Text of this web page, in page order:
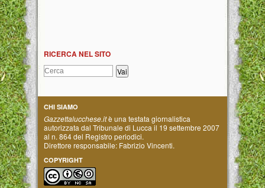
RICERCA NEL SITO
CHI SIAMO
Gazzettalucchese.itè una testata giornalistica
autorizzata dal Tribunale di Lucca il 19 settembre 2007
al n. 864 del Registro periodici.
Direttore responsabile: Fabrizio Vincenti.
COPYRIGHT